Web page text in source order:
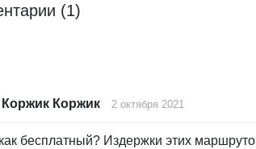
(1)
Коржик Коржик 2 октября 2021
бесплатный? Издержки этих